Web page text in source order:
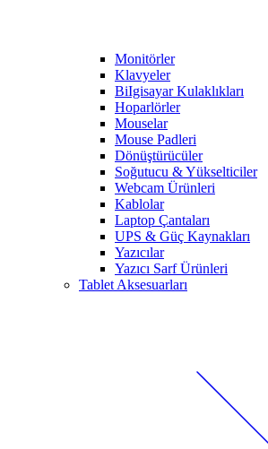
Monitörler
Klavyeler
BiIgisayar Kulaklıkları
Hoparlörler
Mouselar
Mouse Padleri
Dönüştürücüler
Soğutucu & Yükselticiler
Webcam Ürünleri
Kablolar
Laptop Çantaları
UPS & Güç Kaynakları
Yazıcılar
Yazıcı Sarf Ürünleri
Tablet Aksesuarları